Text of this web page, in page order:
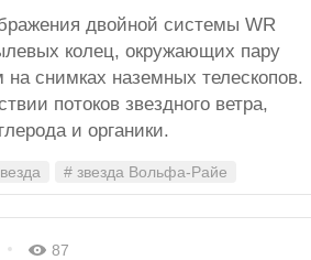
двойной системы WR
колец, окружающих пару
снимках наземных телескопов.
потоков звездного ветра,
и органики.
# звезда Вольфа-Райе
87